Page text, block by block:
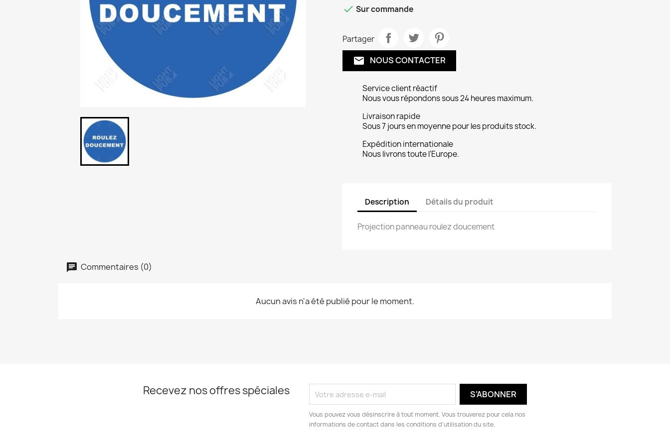
 Sur commande
Partager
email NOUS CONTACTER
Service client réactif
Nous vous répondons sous 24 heures maximum.
Livraison rapide
Sous 7 jours en moyenne pour les produits stock.
Expédition internationale
Nous livrons toute l'Europe.
Description Détails du produit
Projection panneau roulez doucement
Commentaires (0)
Aucun avis n'a été publié pour le moment.
Recevez nos offres spéciales
Vous pouvez vous désinscrire à tout moment. Vous trouverez pour cela nos
informations de contact dans les conditions d'utilisation du site.